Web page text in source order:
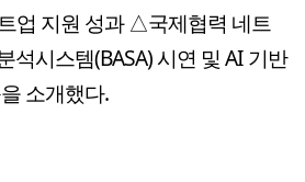
업 지원 성과 △국제협력 네트
시스템(BASA) 시연 및 AI 기반
소개했다.